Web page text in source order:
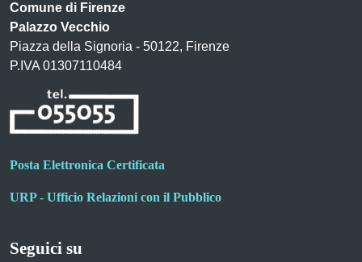
Comune di Firenze
Palazzo Vecchio
Piazza della Signoria - 50122, Firenze
P.IVA 01307110484
Posta Elettronica Certificata
URP - Ufficio Relazioni con il Pubblico
Seguici su